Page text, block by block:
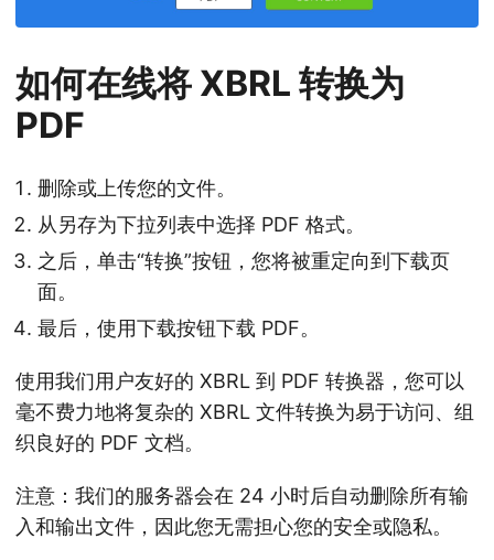
如何在线将 XBRL 转换为
PDF
删除或上传您的文件。
从另存为下拉列表中选择 PDF 格式。
之后，单击“转换”按钮，您将被重定向到下载页
面。
最后，使用下载按钮下载 PDF。
使用我们用户友好的 XBRL 到 PDF 转换器，您可以
毫不费力地将复杂的 XBRL 文件转换为易于访问、组
织良好的 PDF 文档。
注意：我们的服务器会在 24 小时后自动删除所有输
入和输出文件，因此您无需担心您的安全或隐私。